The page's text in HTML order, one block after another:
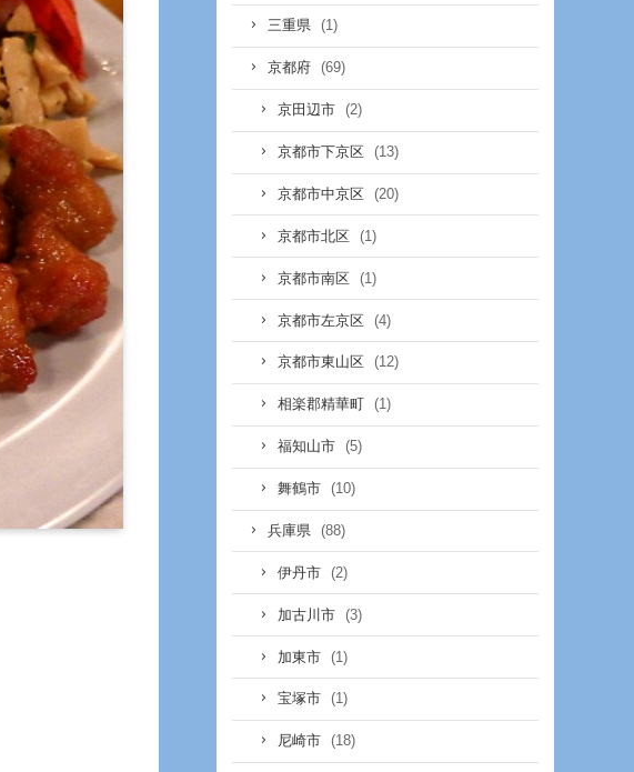
三重県 (1)
京都府 (69)
京田辺市 (2)
京都市下京区 (13)
京都市中京区 (20)
京都市北区 (1)
京都市南区 (1)
京都市左京区 (4)
京都市東山区 (12)
相楽郡精華町 (1)
福知山市 (5)
舞鶴市 (10)
兵庫県 (88)
伊丹市 (2)
加古川市 (3)
加東市 (1)
宝塚市 (1)
尼崎市 (18)